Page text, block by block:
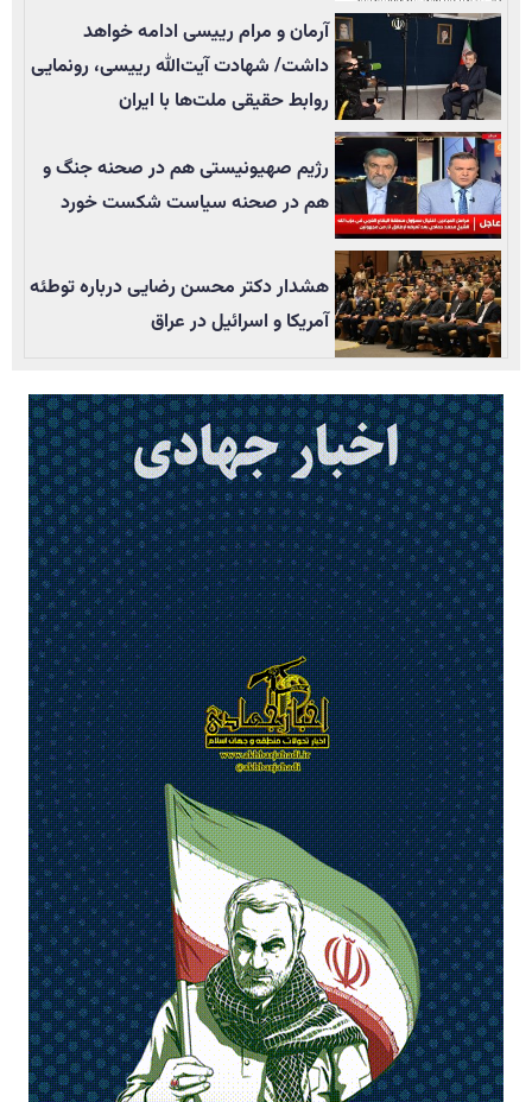
آرمان و مرام رییسی ادامه خواهد
داشت/ شهادت آیت‌الله رییسی، رونمایی
روابط حقیقی ملت‌ها با ایران
رژیم صهیونیستی هم در صحنه جنگ و
هم در صحنه سیاست شکست خورد
هشدار دکتر محسن رضایی درباره توطئه
آمریکا و اسرائیل در عراق